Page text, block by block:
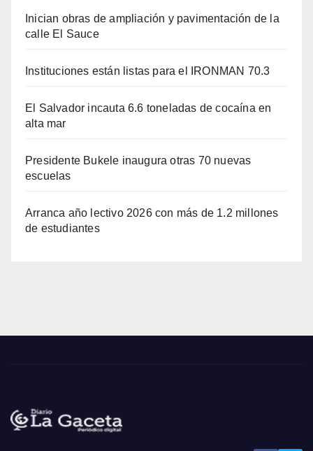
Inician obras de ampliación y pavimentación de la
calle El Sauce
Instituciones están listas para el IRONMAN 70.3
El Salvador incauta 6.6 toneladas de cocaína en
alta mar
Presidente Bukele inaugura otras 70 nuevas
escuelas
Arranca año lectivo 2026 con más de 1.2 millones
de estudiantes